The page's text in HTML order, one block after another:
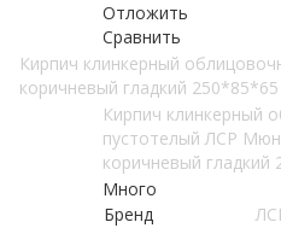
Отложить
Сравнить
Кирпич клинкерный
коричневый гладкий
Кирпич клинкерный
пустотелый ЛСР
коричневый
Много
Бренд